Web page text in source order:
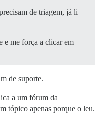
de triagem, já li
e me força a clicar em
de suporte.
a um fórum da
tópico apenas porque o leu.